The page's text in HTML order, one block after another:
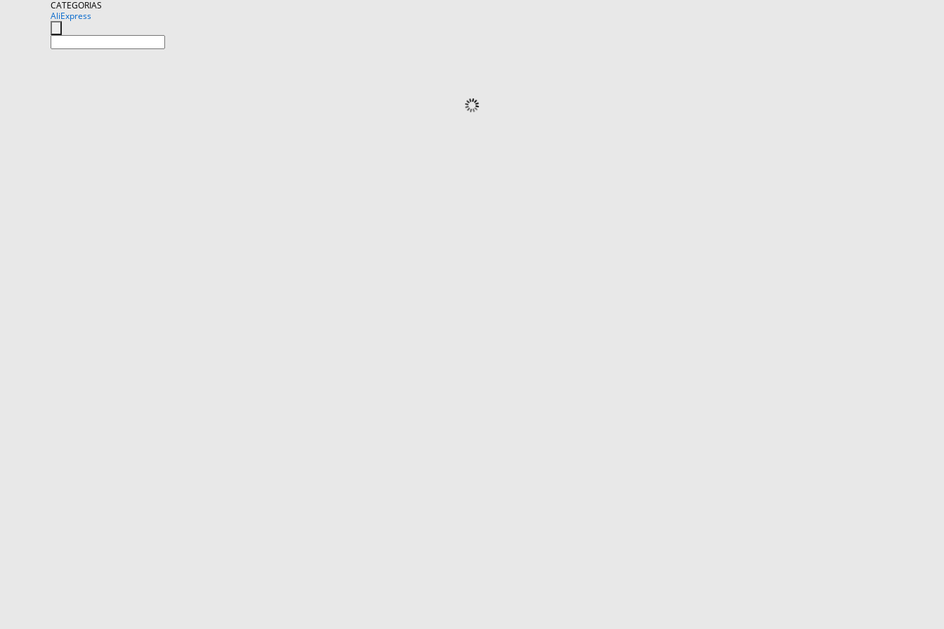
CATEGORIAS
AliExpress